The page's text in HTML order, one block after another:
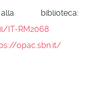
biblioteca:
IT-RM2068
opac.sbn.it/